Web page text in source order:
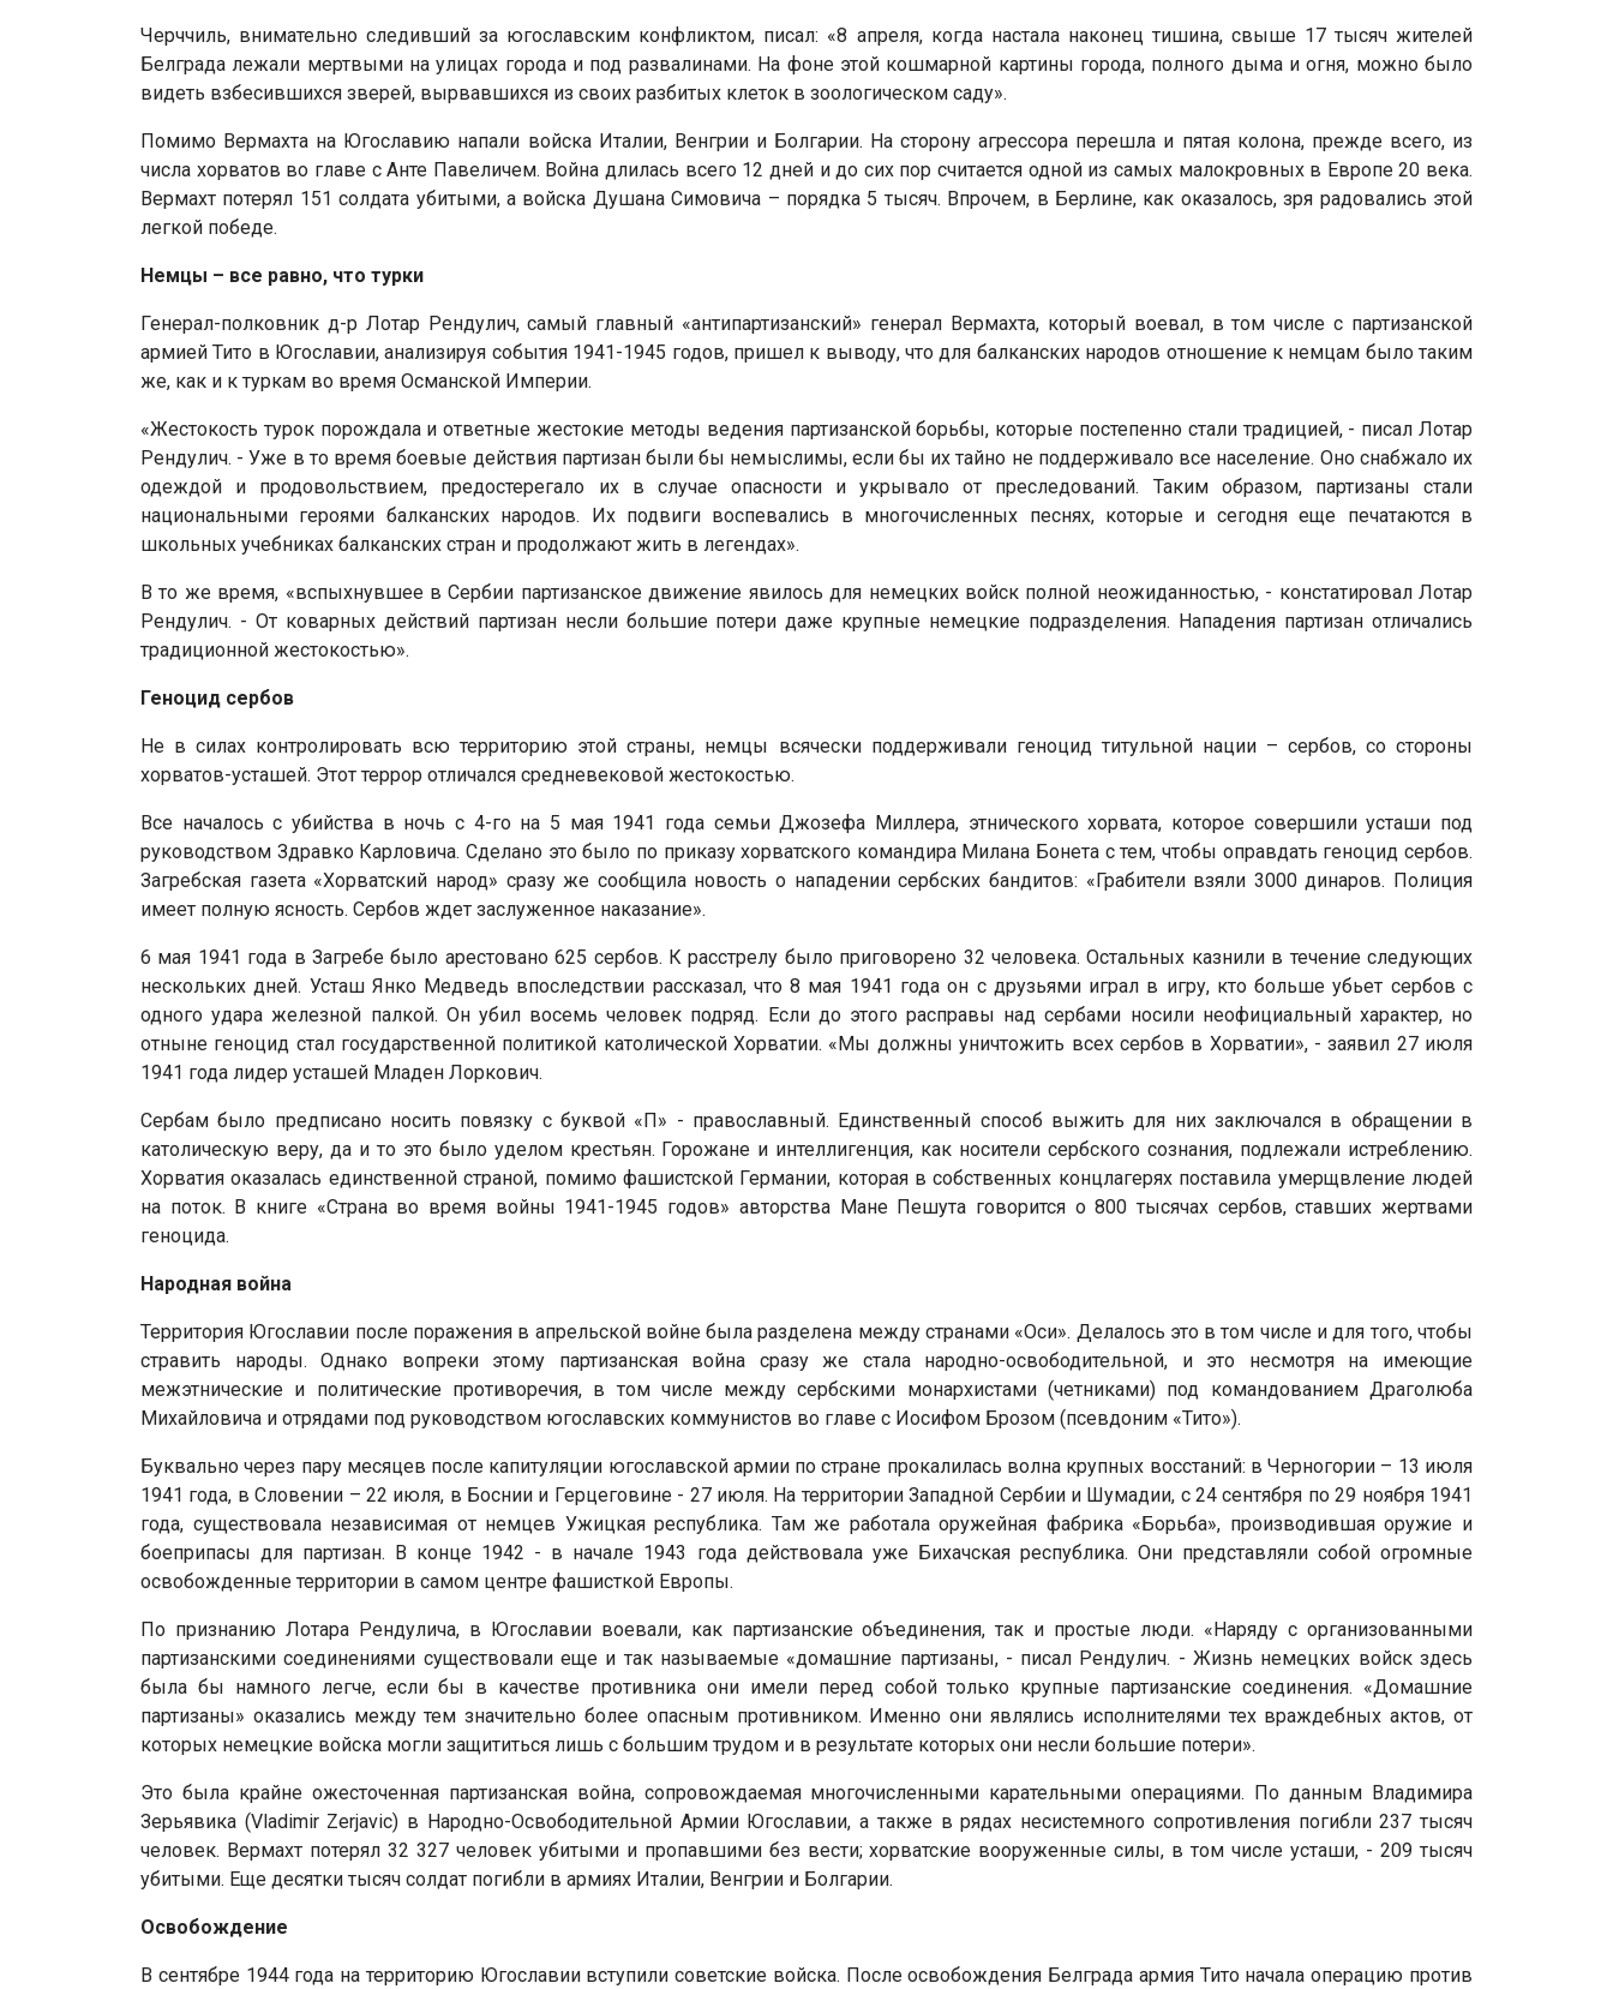
Черччиль, внимательно следивший за югославским конфликтом, писал: «8 апреля, когда настала наконец тишина, свыше 17 тысяч жителей
Белграда лежали мертвыми на улицах города и под развалинами. На фоне этой кошмарной картины города, полного дыма и огня, можно было
видеть взбесившихся зверей, вырвавшихся из своих разбитых клеток в зоологическом саду».
Помимо Вермахта на Югославию напали войска Италии, Венгрии и Болгарии. На сторону агрессора перешла и пятая колона, прежде всего, из
числа хорватов во главе с Анте Павеличем. Война длилась всего 12 дней и до сих пор считается одной из самых малокровных в Европе 20 века.
Вермахт потерял 151 солдата убитыми, а войска Душана Симовича – порядка 5 тысяч. Впрочем, в Берлине, как оказалось, зря радовались этой
легкой победе.
Немцы – все равно, что турки
Генерал-полковник д-р Лотар Рендулич, самый главный «антипартизанский» генерал Вермахта, который воевал, в том числе с партизанской
армией Тито в Югославии, анализируя события 1941-1945 годов, пришел к выводу, что для балканских народов отношение к немцам было таким
же, как и к туркам во время Османской Империи.
«Жестокость турок порождала и ответные жестокие методы ведения партизанской борьбы, которые постепенно стали традицией, - писал Лотар
Рендулич. - Уже в то время боевые действия партизан были бы немыслимы, если бы их тайно не поддерживало все население. Оно снабжало их
одеждой и продовольствием, предостерегало их в случае опасности и укрывало от преследований. Таким образом, партизаны стали
национальными героями балканских народов. Их подвиги воспевались в многочисленных песнях, которые и сегодня еще печатаются в
школьных учебниках балканских стран и продолжают жить в легендах».
В то же время, «вспыхнувшее в Сербии партизанское движение явилось для немецких войск полной неожиданностью, - констатировал Лотар
Рендулич. - От коварных действий партизан несли большие потери даже крупные немецкие подразделения. Нападения партизан отличались
традиционной жестокостью».
Геноцид сербов
Не в силах контролировать всю территорию этой страны, немцы всячески поддерживали геноцид титульной нации – сербов, со стороны
хорватов-усташей. Этот террор отличался средневековой жестокостью.
Все началось с убийства в ночь с 4-го на 5 мая 1941 года семьи Джозефа Миллера, этнического хорвата, которое совершили усташи под
руководством Здравко Карловича. Сделано это было по приказу хорватского командира Милана Бонета с тем, чтобы оправдать геноцид сербов.
Загребская газета «Хорватский народ» сразу же сообщила новость о нападении сербских бандитов: «Грабители взяли 3000 динаров. Полиция
имеет полную ясность. Сербов ждет заслуженное наказание».
6 мая 1941 года в Загребе было арестовано 625 сербов. К расстрелу было приговорено 32 человека. Остальных казнили в течение следующих
нескольких дней. Усташ Янко Медведь впоследствии рассказал, что 8 мая 1941 года он с друзьями играл в игру, кто больше убьет сербов с
одного удара железной палкой. Он убил восемь человек подряд. Если до этого расправы над сербами носили неофициальный характер, но
отныне геноцид стал государственной политикой католической Хорватии. «Мы должны уничтожить всех сербов в Хорватии», - заявил 27 июля
1941 года лидер усташей Младен Лоркович.
Сербам было предписано носить повязку с буквой «П» - православный. Единственный способ выжить для них заключался в обращении в
католическую веру, да и то это было уделом крестьян. Горожане и интеллигенция, как носители сербского сознания, подлежали истреблению.
Хорватия оказалась единственной страной, помимо фашистской Германии, которая в собственных концлагерях поставила умерщвление людей
на поток. В книге «Страна во время войны 1941-1945 годов» авторства Мане Пешута говорится о 800 тысячах сербов, ставших жертвами
геноцида.
Народная война
Территория Югославии после поражения в апрельской войне была разделена между странами «Оси». Делалось это в том числе и для того, чтобы
стравить народы. Однако вопреки этому партизанская война сразу же стала народно-освободительной, и это несмотря на имеющие
межэтнические и политические противоречия, в том числе между сербскими монархистами (четниками) под командованием Драголюба
Михайловича и отрядами под руководством югославских коммунистов во главе с Иосифом Брозом (псевдоним «Тито»).
Буквально через пару месяцев после капитуляции югославской армии по стране прокалилась волна крупных восстаний: в Черногории – 13 июля
1941 года, в Словении – 22 июля, в Боснии и Герцеговине - 27 июля. На территории Западной Сербии и Шумадии, с 24 сентября по 29 ноября 1941
года, существовала независимая от немцев Ужицкая республика. Там же работала оружейная фабрика «Борьба», производившая оружие и
боеприпасы для партизан. В конце 1942 - в начале 1943 года действовала уже Бихачская республика. Они представляли собой огромные
освобожденные территории в самом центре фашисткой Европы.
По признанию Лотара Рендулича, в Югославии воевали, как партизанские объединения, так и простые люди. «Наряду с организованными
партизанскими соединениями существовали еще и так называемые «домашние партизаны, - писал Рендулич. - Жизнь немецких войск здесь
была бы намного легче, если бы в качестве противника они имели перед собой только крупные партизанские соединения. «Домашние
партизаны» оказались между тем значительно более опасным противником. Именно они являлись исполнителями тех враждебных актов, от
которых немецкие войска могли защититься лишь с большим трудом и в результате которых они несли большие потери».
Это была крайне ожесточенная партизанская война, сопровождаемая многочисленными карательными операциями. По данным Владимира
Зерьявика (Vladimir Zerjavic) в Народно-Освободительной Армии Югославии, а также в рядах несистемного сопротивления погибли 237 тысяч
человек. Вермахт потерял 32 327 человек убитыми и пропавшими без вести; хорватские вооруженные силы, в том числе усташи, - 209 тысяч
убитыми. Еще десятки тысяч солдат погибли в армиях Италии, Венгрии и Болгарии.
Освобождение
В сентябре 1944 года на территорию Югославии вступили советские войска. После освобождения Белграда армия Тито начала операцию против